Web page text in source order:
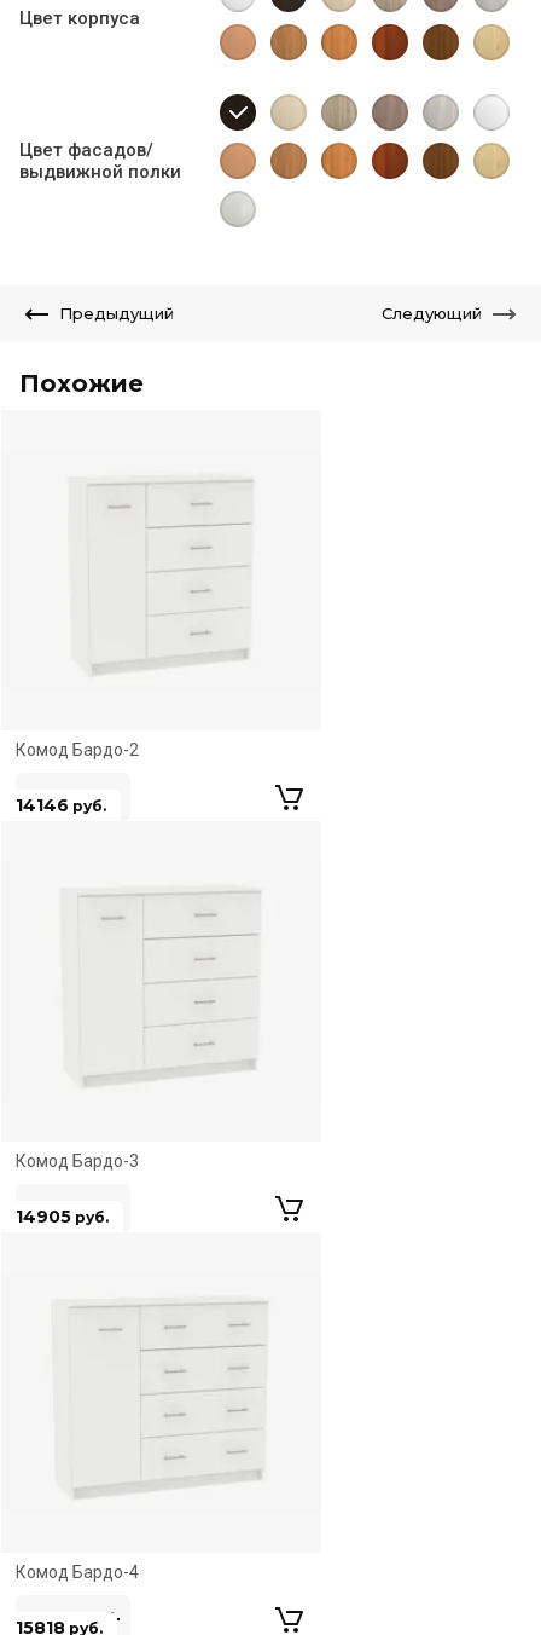
Цвет корпуса
Цвет фасадов/
выдвижной полки
Предыдущий Следующий
Похожие
ЛЮБЫЕ РАЗМЕРЫ
Комод Бардо-2
14146 руб.
ЛЮБЫЕ РАЗМЕРЫ
Комод Бардо-3
14905 руб.
ЛЮБЫЕ РАЗМЕРЫ
Комод Бардо-4
15818 руб.